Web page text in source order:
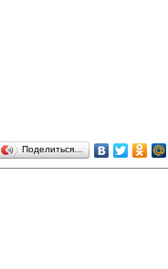
Поделиться…